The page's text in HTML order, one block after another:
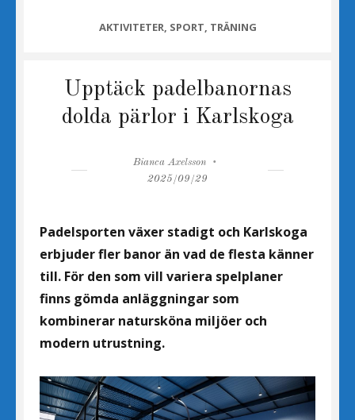
CATEGORIES
AKTIVITETER, SPORT, TRÄNING
Upptäck padelbanornas
dolda pärlor i Karlskoga
Author
Bianca Axelsson
2025/09/29
Padelsporten växer stadigt och Karlskoga
erbjuder fler banor än vad de flesta känner
till. För den som vill variera spelplaner
finns gömda anläggningar som
kombinerar natursköna miljöer och
modern utrustning.